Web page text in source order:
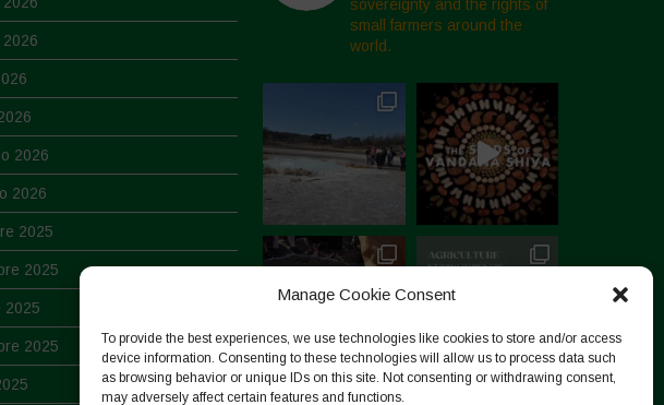
Manage Cookie Consent
To provide the best experiences, we use technologies like cookies to store and/or access
device information. Consenting to these technologies will allow us to process data such
as browsing behavior or unique IDs on this site. Not consenting or withdrawing consent,
may adversely affect certain features and functions.
2026
2026
2026
2025
2025
2025
2025
sovereignty and the rights of
small farmers around the
world.